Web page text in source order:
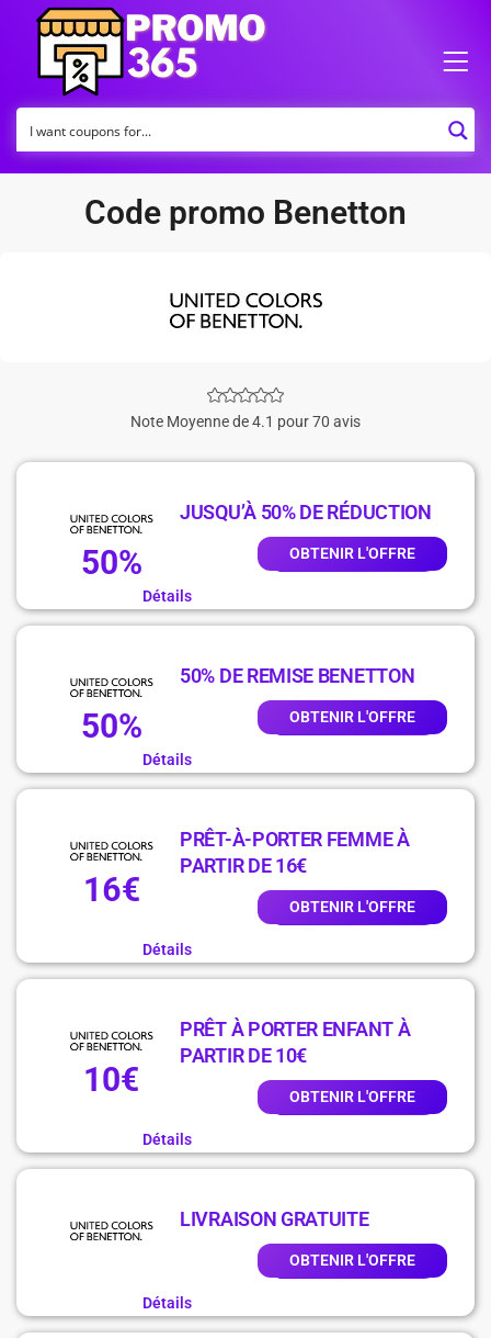
Code promo Benetton
Note Moyenne de 4.1 pour 70 avis
50%
JUSQU’À 50% DE RÉDUCTION
OBTENIR L'OFFRE
Détails
50%
50% DE REMISE BENETTON
OBTENIR L'OFFRE
Détails
16€
PRÊT-À-PORTER FEMME À
PARTIR DE 16€
OBTENIR L'OFFRE
Détails
10€
PRÊT À PORTER ENFANT À
PARTIR DE 10€
OBTENIR L'OFFRE
Détails
LIVRAISON GRATUITE
OBTENIR L'OFFRE
Détails